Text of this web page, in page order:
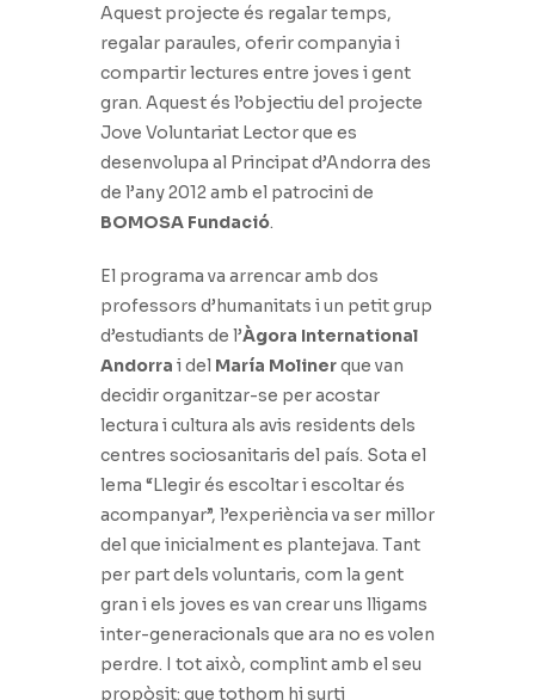
Aquest projecte és regalar temps,
regalar paraules, oferir companyia i
compartir lectures entre joves i gent
gran. Aquest és l’objectiu del projecte
Jove Voluntariat Lector que es
desenvolupa al Principat d’Andorra des
de l’any 2012 amb el patrocini de
BOMOSA Fundació.
El programa va arrencar amb dos
professors d’humanitats i un petit grup
d’estudiants de l’Àgora International
Andorra i del María Molinerque van
decidir organitzar-se per acostar
lectura i cultura als avis residents dels
centres sociosanitaris del país. Sota el
lema “Llegir és escoltar i escoltar és
acompanyar”, l’experiència va ser millor
del que inicialment es plantejava. Tant
per part dels voluntaris, com la gent
gran i els joves es van crear uns lligams
inter-generacionals que ara no es volen
perdre. I tot això, complint amb el seu
propòsit: que tothom hi surti